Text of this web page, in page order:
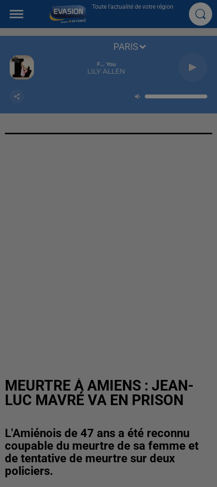
Toute l'actualité de votre région
F... You
LILY ALLEN
PARIS
MEURTRE À AMIENS : JEAN-
LUC MAVRÉ VA EN PRISON
L'Amiénois de 47 ans a été reconnu
coupable du meurtre de sa femme et
de tentative de meurtre sur deux
policiers.